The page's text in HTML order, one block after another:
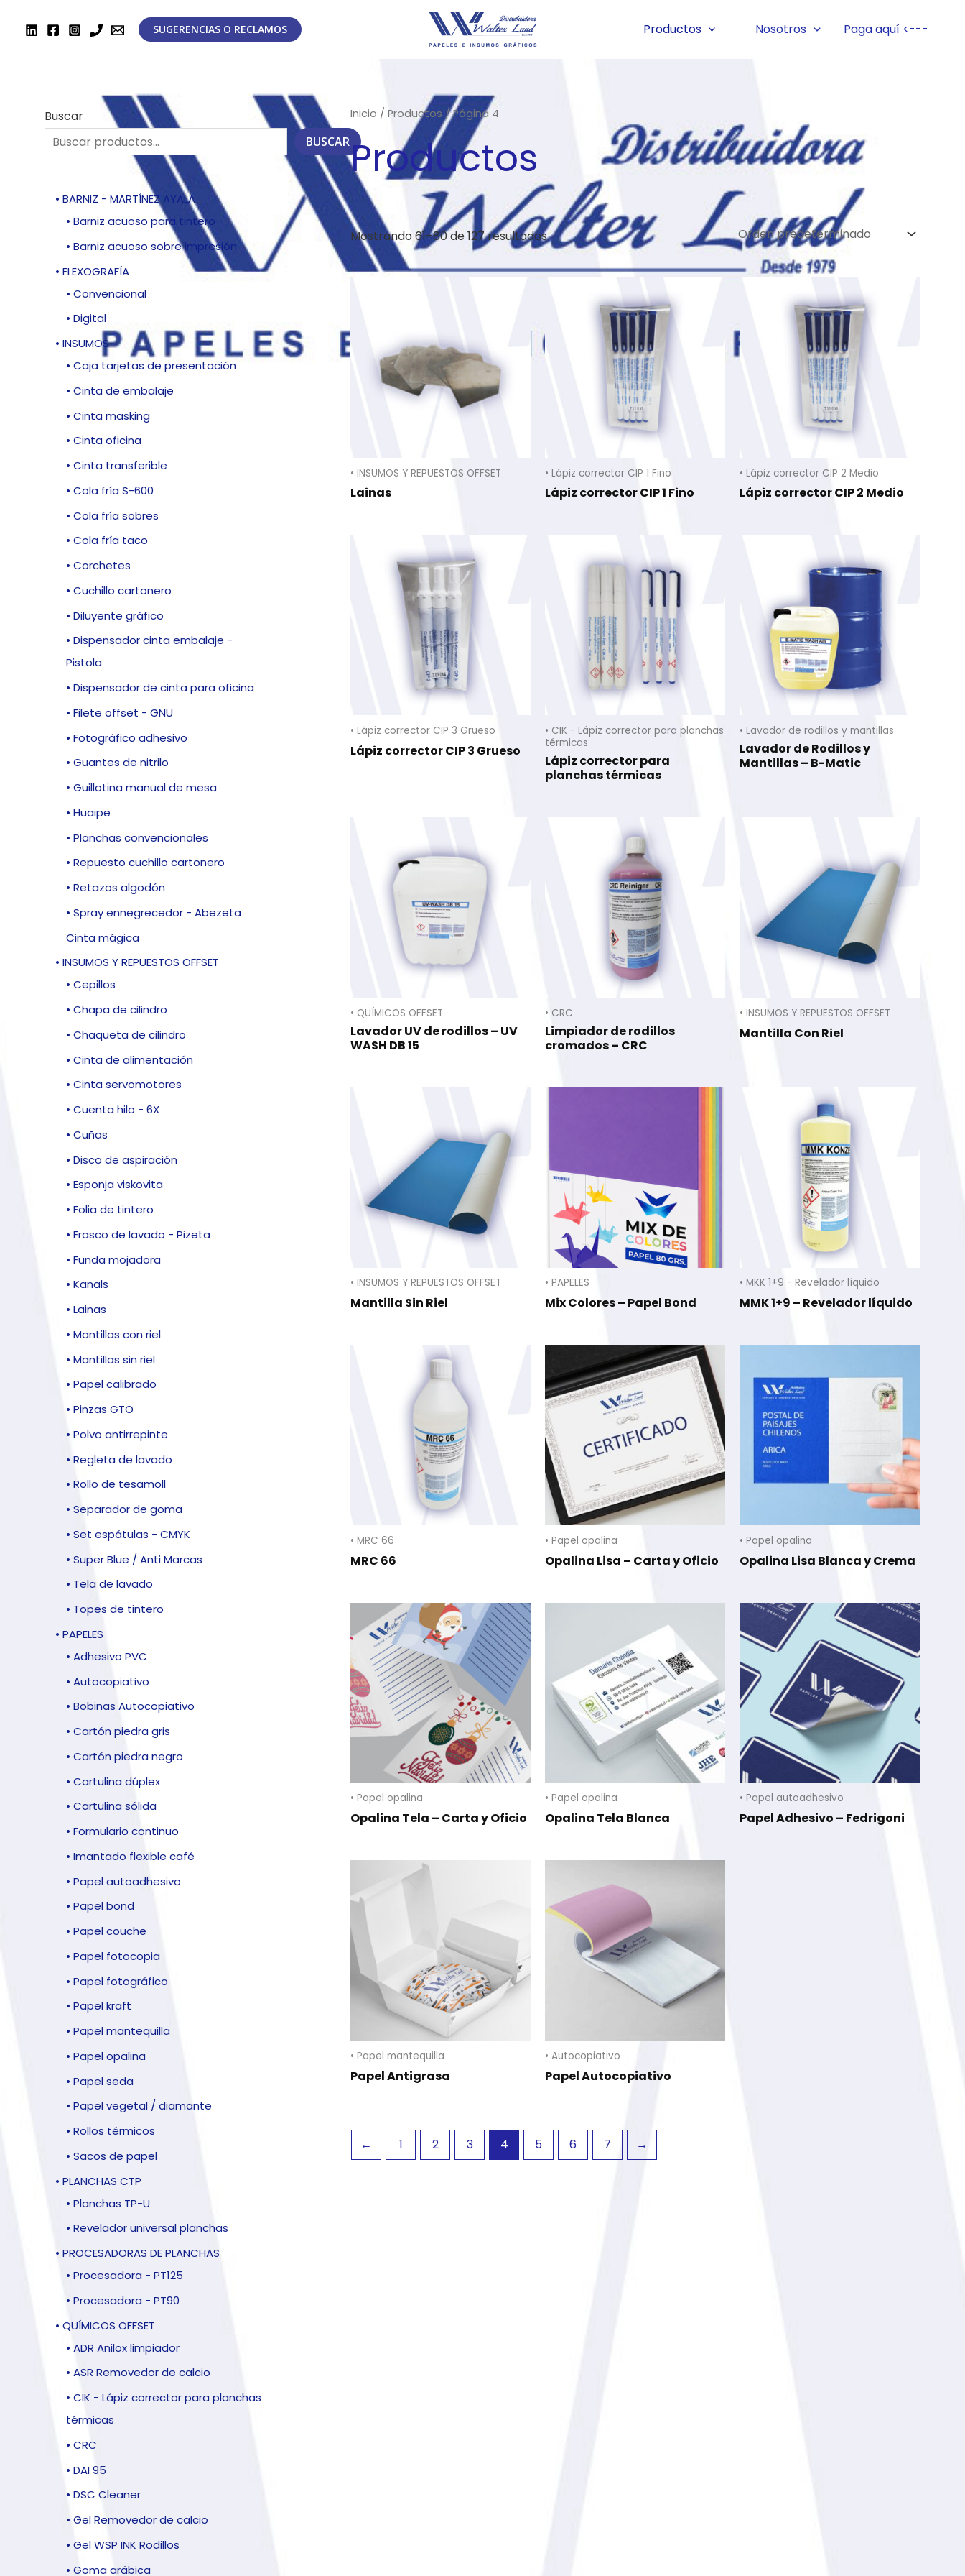
SUGERENCIAS O RECLAMOS Productos Nosotros Paga aquí <---
Buscar
BUSCAR
• BARNIZ - MARTÍNEZ AYALA
• Barniz acuoso para tintero
• Barniz acuoso sobre impresión
• FLEXOGRAFÍA
• Convencional
• Digital
• INSUMOS
• Caja tarjetas de presentación
• Cinta de embalaje
• Cinta masking
• Cinta oficina
• Cinta transferible
• Cola fría S-600
• Cola fría sobres
• Cola fría taco
• Corchetes
• Cuchillo cartonero
• Diluyente gráfico
• Dispensador cinta embalaje -
Pistola
• Dispensador de cinta para oficina
• Filete offset - GNU
• Fotográfico adhesivo
• Guantes de nitrilo
• Guillotina manual de mesa
• Huaipe
• Planchas convencionales
• Repuesto cuchillo cartonero
• Retazos algodón
• Spray ennegrecedor - Abezeta
Cinta mágica
• INSUMOS Y REPUESTOS OFFSET
• Cepillos
• Chapa de cilindro
• Chaqueta de cilindro
• Cinta de alimentación
• Cinta servomotores
• Cuenta hilo - 6X
• Cuñas
• Disco de aspiración
• Esponja viskovita
• Folia de tintero
• Frasco de lavado - Pizeta
• Funda mojadora
• Kanals
• Lainas
• Mantillas con riel
• Mantillas sin riel
• Papel calibrado
• Pinzas GTO
• Polvo antirrepinte
• Regleta de lavado
• Rollo de tesamoll
• Separador de goma
• Set espátulas - CMYK
• Super Blue / Anti Marcas
• Tela de lavado
• Topes de tintero
• PAPELES
• Adhesivo PVC
• Autocopiativo
• Bobinas Autocopiativo
• Cartón piedra gris
• Cartón piedra negro
• Cartulina dúplex
• Cartulina sólida
• Formulario continuo
• Imantado flexible café
• Papel autoadhesivo
• Papel bond
• Papel couche
• Papel fotocopia
• Papel fotográfico
• Papel kraft
• Papel mantequilla
• Papel opalina
• Papel seda
• Papel vegetal / diamante
• Rollos térmicos
• Sacos de papel
• PLANCHAS CTP
• Planchas TP-U
• Revelador universal planchas
• PROCESADORAS DE PLANCHAS
• Procesadora - PT125
• Procesadora - PT90
• QUÍMICOS OFFSET
• ADR Anilox limpiador
• ASR Removedor de calcio
• CIK - Lápiz corrector para planchas
térmicas
• CRC
• DAI 95
• DSC Cleaner
• Gel Removedor de calcio
• Gel WSP INK Rodillos
• Goma arábica
Inicio / Productos / Página 4
Productos
Mostrando 61–80 de 127 resultados
• INSUMOS Y REPUESTOS OFFSET
Lainas
• Lápiz corrector CIP 1 Fino
Lápiz corrector CIP 1 Fino
• Lápiz corrector CIP 2 Medio
Lápiz corrector CIP 2 Medio
• Lápiz corrector CIP 3 Grueso
Lápiz corrector CIP 3 Grueso
• CIK - Lápiz corrector para planchas
térmicas
Lápiz corrector para
planchas térmicas
• Lavador de rodillos y mantillas
Lavador de Rodillos y
Mantillas – B-Matic
• QUÍMICOS OFFSET
Lavador UV de rodillos – UV
WASH DB 15
• CRC
Limpiador de rodillos
cromados – CRC
• INSUMOS Y REPUESTOS OFFSET
Mantilla Con Riel
• INSUMOS Y REPUESTOS OFFSET
Mantilla Sin Riel
• PAPELES
Mix Colores – Papel Bond
• MKK 1+9 - Revelador líquido
MMK 1+9 – Revelador líquido
• MRC 66
MRC 66
• Papel opalina
Opalina Lisa – Carta y Oficio
• Papel opalina
Opalina Lisa Blanca y Crema
• Papel opalina
Opalina Tela – Carta y Oficio
• Papel opalina
Opalina Tela Blanca
• Papel autoadhesivo
Papel Adhesivo – Fedrigoni
• Papel mantequilla
Papel Antigrasa
• Autocopiativo
Papel Autocopiativo
← 1 2 3 4 5 6 7 →